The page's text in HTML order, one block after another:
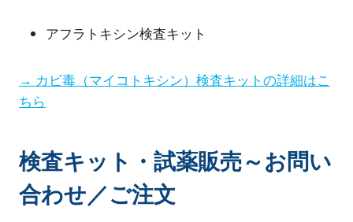
アフラトキシン検査キット
→ カビ毒（マイコトキシン）検査キットの詳細はこ
ちら
検査キット・試薬販売～お問い
合わせ／ご注文